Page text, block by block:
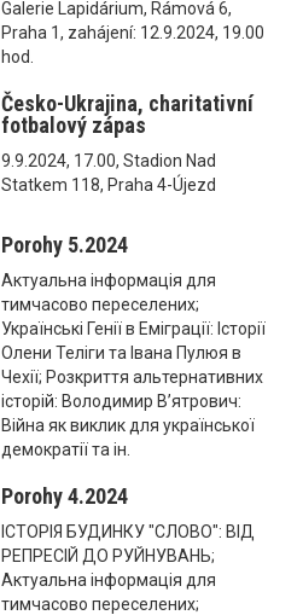
Galerie Lapidárium, Rámová 6,
Praha 1, zahájení: 12.9.2024, 19.00
hod.
Česko-Ukrajina, charitativní
fotbalový zápas
9.9.2024, 17.00, Stadion Nad
Statkem 118, Praha 4-Újezd
Porohy 5.2024
Актуальна інформація для
тимчасово переселених;
Українські Генії в Еміграції: Історії
Олени Теліги та Івана Пулюя в
Чехії; Розкриття альтернативних
історій: Володимир В’ятрович:
Війна як виклик для української
демократії та ін.
Porohy 4.2024
ІСТОРІЯ БУДИНКУ "СЛОВО": ВІД
РЕПРЕСІЙ ДО РУЙНУВАНЬ;
Актуальна інформація для
тимчасово переселених;